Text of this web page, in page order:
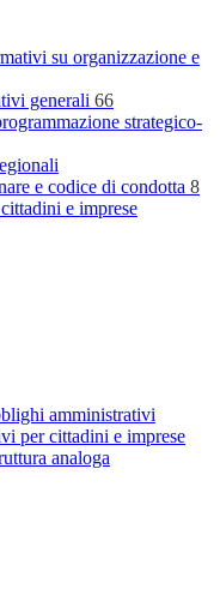
su organizzazione e
generali 66
strategico-
e codice di condotta 8
e imprese
amministrativi
per cittadini e imprese
analoga